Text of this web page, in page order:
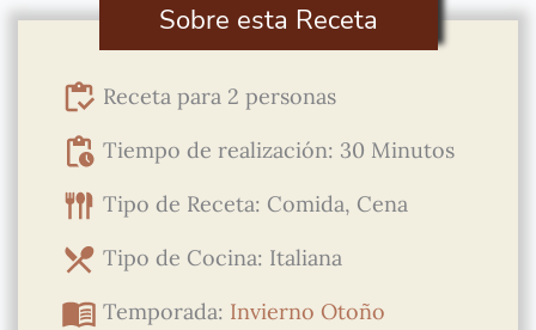
Sobre esta Receta
Receta para 2 personas
Tiempo de realización: 30 Minutos
Tipo de Receta: Comida, Cena
Tipo de Cocina: Italiana
Temporada: Invierno Otoño